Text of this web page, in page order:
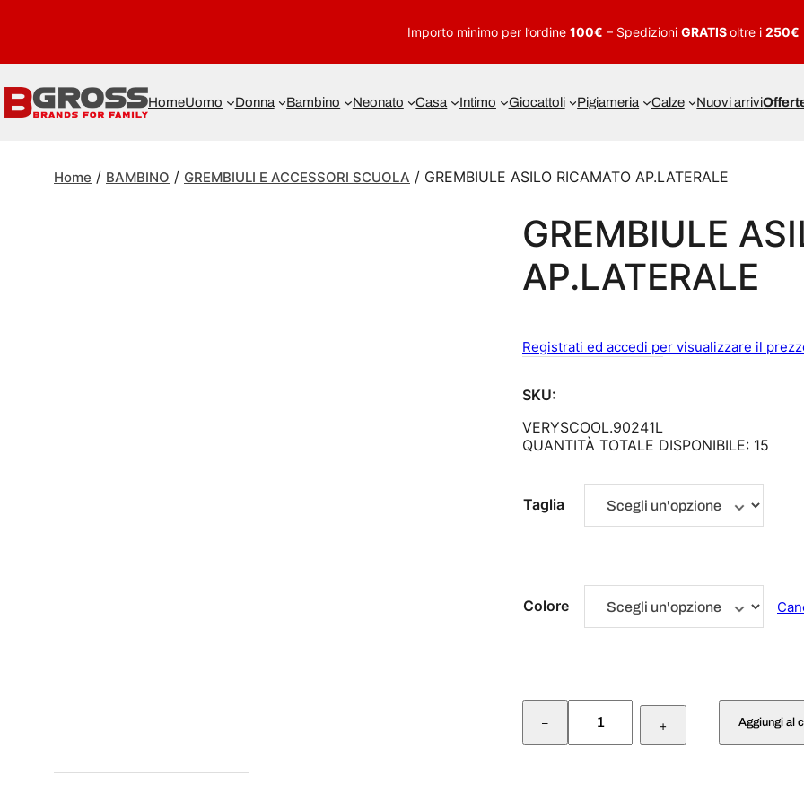
Importo minimo per l’ordine 100€ – Spedizioni GRATISoltre i 250€
HomeUomo Donna Bambino Neonato Casa Intimo Giocattoli Pigiameria Calze Nuovi arrivi
Home / BAMBINO / GREMBIULI E ACCESSORI SCUOLA / GREMBIULE ASILO RICAMATO AP.LATERALE
GREMBIULE
AP.LATERALE
Registrati ed accedi per visualizzare il
SKU:
VERYSCOOL.90241L
QUANTITÀ TOTALE DISPONIBILE: 15
Taglia
Colore
–
G
E
+ Aggiungi al